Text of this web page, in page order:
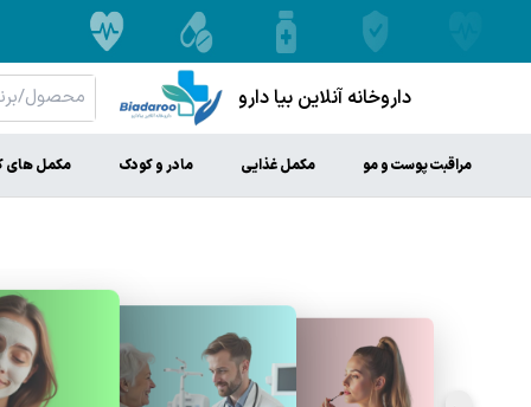
داروخانه آنلاین بیا دارو
مراقبت پوست و مو مکمل غذایی مادر و کودک مکمل های